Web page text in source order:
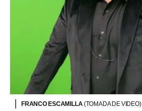
FRANCO ESCAMILLA (TOMADA DE VIDEO)